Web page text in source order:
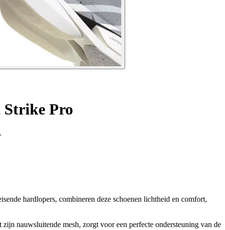
Strike Pro
hardlopers, combineren deze schoenen lichtheid en comfort,
nauwsluitende mesh, zorgt voor een perfecte ondersteuning van de